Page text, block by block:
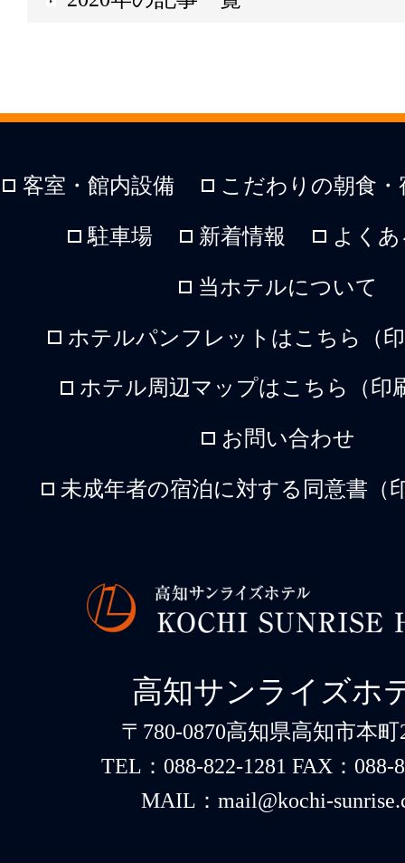
客室・館内設備 こだわりの朝食
駐車場 新着情報 よく
当ホテルについて
ホテルパンフレットはこちら（
ホテル周辺マップはこちら（印
お問い合わせ
未成年者の宿泊に対する同意書（
高知サンライズホ
〒780-0870高知県高知市本町
TEL：088-822-1281 FAX：088-
MAIL：mail@kochi-